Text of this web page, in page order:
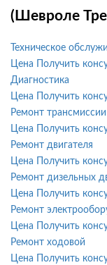
(Шевроле
Техническое
Цена
Получить
Диагностика
Цена
Получить
Ремонт трансмиссии
Цена
Получить
Ремонт двигателя
Цена
Получить
Ремонт дизельных
Цена
Получить
Ремонт
Цена
Получить
Ремонт ходовой
Цена
Получить